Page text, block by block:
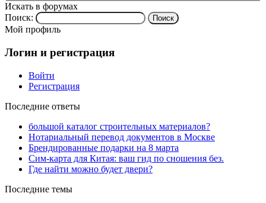
Искать в форумах
Поиск:
Мой профиль
Логин и регистрация
Войти
Регистрация
Последние ответы
большой каталог строительных материалов?
Нотариальный перевод документов в Москве
Брендированные подарки на 8 марта
Сим-карта для Китая: ваш гид по сношения без.
Где найти можно будет двери?
Последние темы